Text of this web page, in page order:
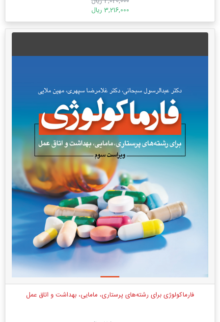
3,216,000 ریال
فارماکولوژی برای رشته‌های پرستاری، مامایی، بهداشت و اتاق عمل